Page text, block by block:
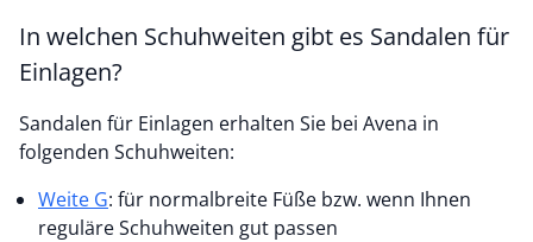
In welchen Schuhweiten gibt es Sandalen für
Einlagen?
Sandalen für Einlagen erhalten Sie bei Avena in
folgenden Schuhweiten:
Weite G: für normalbreite Füße bzw. wenn Ihnen
reguläre Schuhweiten gut passen